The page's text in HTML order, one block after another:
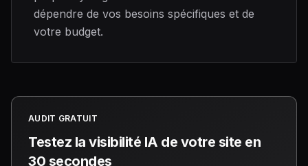
dépendre de vos besoins spécifiques et de
votre budget.
AUDIT GRATUIT
Testez la visibilité IA de votre site en
30 secondes